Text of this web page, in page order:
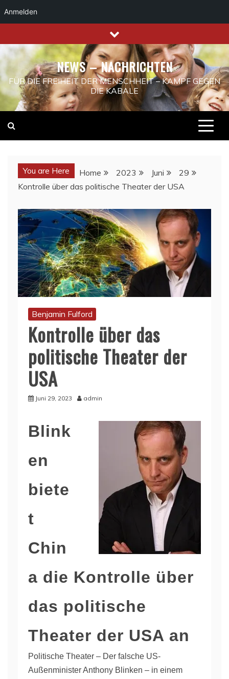
Anmelden
to
content
NEWS – NACHRICHTEN
FÜR DIE FREIHEIT DER MENSCHHEIT – KAMPF GEGEN
DIE KABALE
You are Here Home 2023 Juni
29
Kontrolle über das politische Theater der USA
Benjamin Fulford
Kontrolle über das
politische Theater der
USA
Juni 29, 2023 admin
Blink
en
biete
t
Chin
a die Kontrolle über
das politische
Theater der USA an
Politische Theater – Der falsche US-
Außenminister Anthony Blinken – in einem